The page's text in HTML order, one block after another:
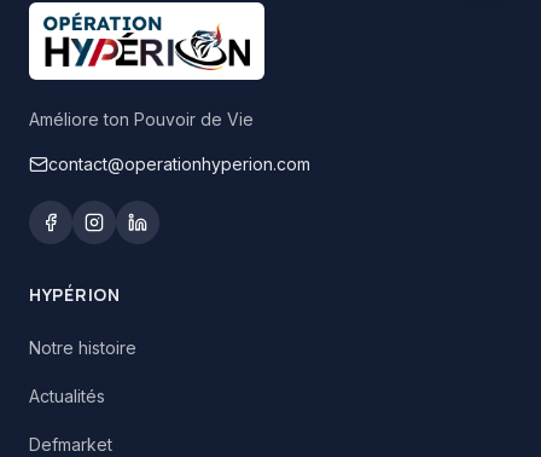
Améliore ton Pouvoir de Vie
contact@operationhyperion.com
HYPÉRION
Notre histoire
Actualités
Defmarket